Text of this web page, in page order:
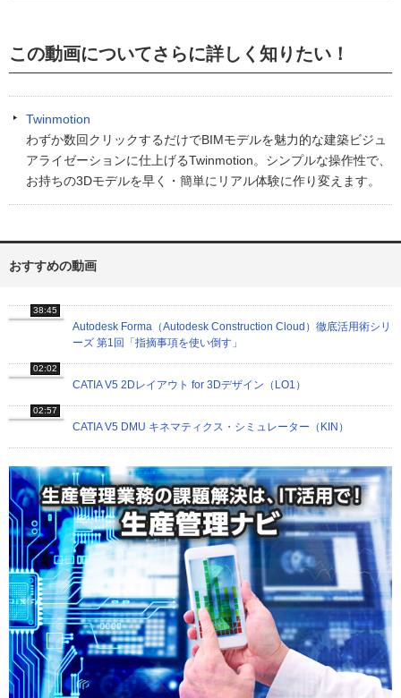
この動画についてさらに詳しく知りたい！
Twinmotion
わずか数回クリックするだけでBIMモデルを魅力的な建築ビジュ
アライゼーションに仕上げるTwinmotion。シンプルな操作性で、
お持ちの3Dモデルを早く・簡単にリアル体験に作り変えます。
おすすめの動画
38:45
Autodesk Forma（Autodesk Construction Cloud）徹底活用術シリ
ーズ 第1回「指摘事項を使い倒す」
02:02
CATIA V5 2Dレイアウト for 3Dデザイン（LO1）
02:57
CATIA V5 DMU キネマティクス・シミュレーター（KIN）